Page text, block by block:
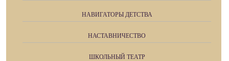
НАВИГАТОРЫ ДЕТСТВА
НАСТАВНИЧЕСТВО
ШКОЛЬНЫЙ ТЕАТР